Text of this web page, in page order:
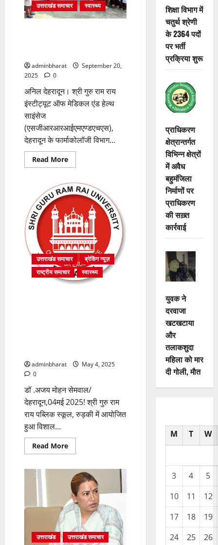
उत्तराखंड समाचार स्वास्थ्य
adminbharat
September 20,
2025
0
अनिल देहरादून। श्री गुरु राम राय
इंस्टीट्यूट ऑफ मेडिकल एंड हेल्थ
साइंसेज
(एसजीआरआरआईएमएण्डएचएस),
देहरादून के फार्माकोलॉजी विभाग...
Read MoreRead
more
मेडिकल
कॉलेज
में
उत्साहपूर्वक
मनाया
गया
राष्ट्रीय
फार्माकोविजिलेंस
सप्ताह
2025
उत्तराखंड समाचार
ब्रेकिंग न्यूज़
राष्ट्रीय समाचार
स्वास्थ्य
adminbharat
May 4, 2025
0
डॉ .अजय मोहन सेमवाल/
देहरादून,04मई 2025! श्री गुरु राम
राय पब्लिक स्कूल, रुड़की में आयोजित
हुआ विशाल...
Read MoreRead
more
महंत
इन्दिरेश
अस्पताल
के
निःशुल्क
स्वास्थ्य
शिविर
1518
मरीजों
ने
उत्तराखंड
उत्तराखंड समाचार
शिक्षा विभाग में
चतुर्थ श्रेणी
के 2364 पदों
पर भर्ती
प्रक्रिया शुरू
प्राधिकरण
क्षेत्रान्तर्गत
विभिन्न क्षेत्रों
में अवैध
बहुमंजिला
निर्माणों पर
प्राधिकरण
की सख़्त
कार्रवाई
युवक ने
दरवाजा
खटखटाया
और
तलाकशुदा
महिला को मार
दी गोली, माैत
M T W
3 4
5
10
11
12
17
18
19
24
25
26